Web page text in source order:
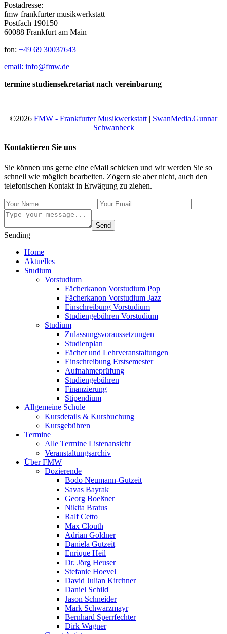
Postadresse:
fmw frankfurter musikwerkstatt
Postfach 190150
60088 Frankfurt am Main
fon: +49 69 30037643
email: info@fmw.de
termine studiensekretariat nach vereinbarung
©2026 FMW - Frankfurter Musikwerkstatt | SwanMedia.Gunnar
Schwanbeck
Kontaktieren Sie uns
Sie können uns gerne eine eMail schicken und wir werden Sie so
schnell wie möglich bearbeiten. Zögern sie aber nicht, auch den
telefonischen Kontakt in Erwägung zu ziehen.
Send
Sending
Home
Aktuelles
Studium
Vorstudium
Fächerkanon Vorstudium Pop
Fächerkanon Vorstudium Jazz
Einschreibung Vorstudium
Studiengebühren Vorstudium
Studium
Zulassungsvoraussetzungen
Studienplan
Fächer und Lehrveranstaltungen
Einschreibung Erstsemester
Aufnahmeprüfung
Studiengebühren
Finanzierung
Stipendium
Allgemeine Schule
Kursdetails & Kursbuchung
Kursgebühren
Termine
Alle Termine Listenansicht
Veranstaltungsarchiv
Über FMW
Dozierende
Bodo Neumann-Gutzeit
Savas Bayrak
Georg Boeßner
Nikita Bratus
Ralf Cetto
Max Clouth
Adrian Goldner
Daniela Gutzeit
Enrique Heil
Dr. Jörg Heuser
Stefanie Hoevel
David Julian Kirchner
Daniel Schild
Jason Schneider
Mark Schwarzmayr
Bernhard Sperrfechter
Dirk Wagner